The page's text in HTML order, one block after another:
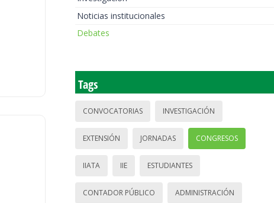
Noticias institucionales
Debates
Tags
CONVOCATORIAS INVESTIGACIÓN
EXTENSIÓN JORNADAS CONGRESOS
IIATA IIE ESTUDIANTES
CONTADOR PÚBLICO ADMINISTRACIÓN